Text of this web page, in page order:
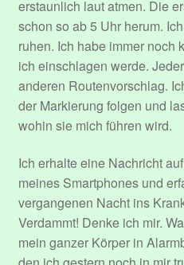
Events
Impressum
Konto
Mitglieder
Passwort zurücksetzen
erstaunlich laut atmen. Die
schon so ab 5 Uhr herum.
ruhen. Ich habe immer noch
ich einschlagen werde.
anderen Routenvorschlag.
der Markierung folgen und
wohin sie mich führen wird.
Ich erhalte eine Nachricht
meines Smartphones und
vergangenen Nacht ins
Verdammt! Denke ich mir.
mein ganzer Körper in